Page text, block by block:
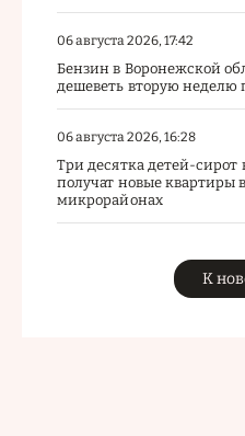
06 августа 2026, 17:42
Бензин в Воронежской
дешеветь вторую неделю
06 августа 2026, 16:28
Три десятка детей-сирот
получат новые квартиры
микрорайонах
К